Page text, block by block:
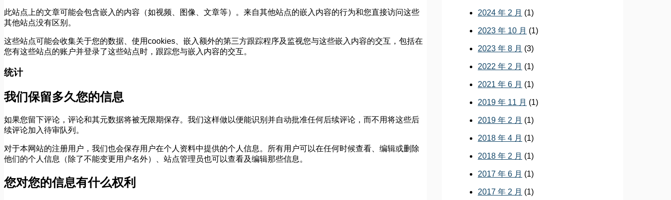
此站点上的文章可能会包含嵌入的内容（如视频、图像、文章等）。来自其他站点的嵌入内容的行为和您直接访问这些
其他站点没有区别。
这些站点可能会收集关于您的数据、使用cookies、嵌入额外的第三方跟踪程序及监视您与这些嵌入内容的交互，包括在
您有这些站点的账户并登录了这些站点时，跟踪您与嵌入内容的交互。
统计
我们保留多久您的信息
如果您留下评论，评论和其元数据将被无限期保存。我们这样做以便能识别并自动批准任何后续评论，而不用将这些后
续评论加入待审队列。
对于本网站的注册用户，我们也会保存用户在个人资料中提供的个人信息。所有用户可以在任何时候查看、编辑或删除
他们的个人信息（除了不能变更用户名外）、站点管理员也可以查看及编辑那些信息。
您对您的信息有什么权利
2024 年 2 月 (1)
2023 年 10 月 (1)
2023 年 8 月 (3)
2022 年 2 月 (1)
2021 年 6 月 (1)
2019 年 11 月 (1)
2019 年 2 月 (1)
2018 年 4 月 (1)
2018 年 2 月 (1)
2017 年 6 月 (1)
2017 年 2 月 (1)